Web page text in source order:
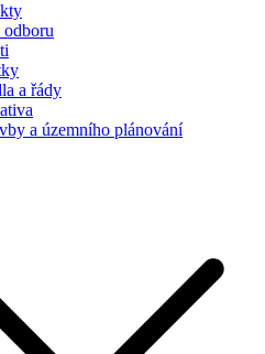
a řády
a územního plánování